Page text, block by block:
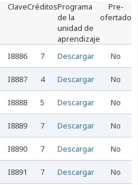
ClaveCréditosPrograma
de la
unidad de
aprendizaje
Pre-
ofertado
I8886 7 Descargar No
I8887 4 Descargar No
I8888 5 Descargar No
I8889 7 Descargar No
I8890 7 Descargar No
I8891 7 Descargar No